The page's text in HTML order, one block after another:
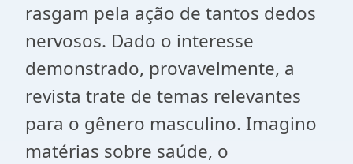
rasgam pela ação de tantos dedos
nervosos. Dado o interesse
demonstrado, provavelmente, a
revista trate de temas relevantes
para o gênero masculino. Imagino
matérias sobre saúde, o